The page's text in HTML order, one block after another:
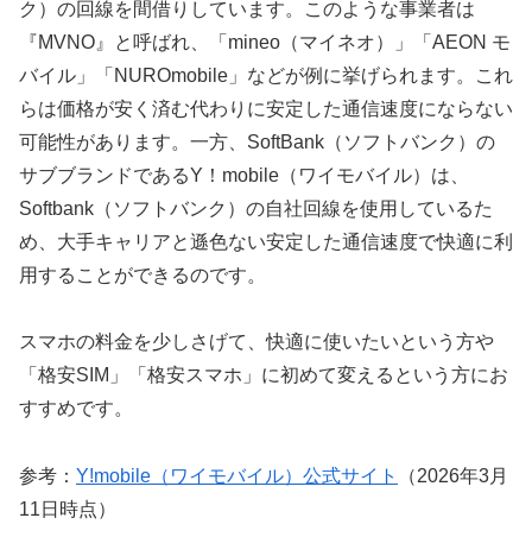
ク）の回線を間借りしています。このような事業者は
『MVNO』と呼ばれ、「mineo（マイネオ）」「AEON モ
バイル」「NUROmobile」などが例に挙げられます。これ
らは価格が安く済む代わりに安定した通信速度にならない
可能性があります。一方、SoftBank（ソフトバンク）の
サブブランドであるY！mobile（ワイモバイル）は、
Softbank（ソフトバンク）の自社回線を使用しているた
め、大手キャリアと遜色ない安定した通信速度で快適に利
用することができるのです。
スマホの料金を少しさげて、快適に使いたいという方や
「格安SIM」「格安スマホ」に初めて変えるという方にお
すすめです。
参考： Y!mobile（ワイモバイル）公式サイト
（2026年3月
11日時点）